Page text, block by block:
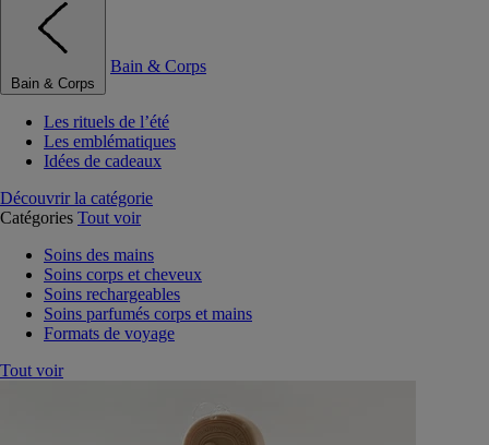
Bain & Corps
Bain & Corps
Les rituels de l’été
Les emblématiques
Idées de cadeaux
Découvrir la catégorie
Catégories Tout voir
Soins des mains
Soins corps et cheveux
Soins rechargeables
Soins parfumés corps et mains
Formats de voyage
Tout voir